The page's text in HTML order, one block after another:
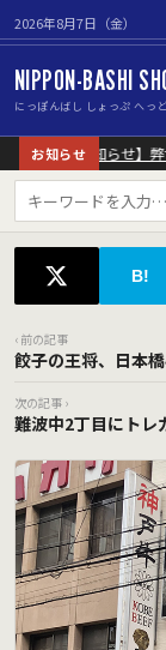
2026年8月7日（金）
NIPPON-BASHI
にっぽんばし しょっぷ へっ
お知らせ
【重要なお知らせ】弊
B!
‹ 前の記事
餃子の王将、日本
次の記事 ›
難波中2丁目にトレ